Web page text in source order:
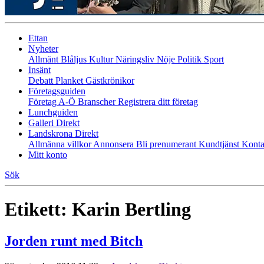
Ettan
Nyheter
Allmänt Blåljus KulturNäringsliv Nöje Politik Sport
Insänt
Debatt Planket Gästkrönikor
Företagsguiden
Företag A-Ö BranscherRegistrera ditt företag
Lunchguiden
Galleri Direkt
Landskrona Direkt
Allmänna villkorAnnonsera Bli prenumerant Kundtjänst
Mitt konto
Sök
Etikett: Karin Bertling
Jorden runt med Bitch